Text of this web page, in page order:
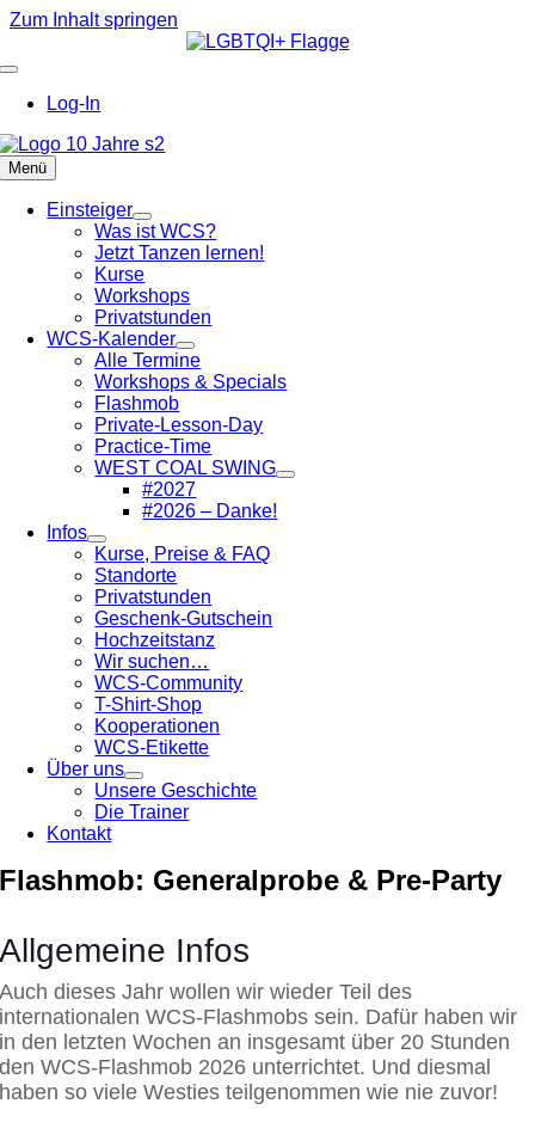
Zum Inhalt springen
Log-In
Menü
Einsteiger
Was ist WCS?
Jetzt Tanzen lernen!
Kurse
Workshops
Privatstunden
WCS-Kalender
Alle Termine
Workshops & Specials
Flashmob
Private-Lesson-Day
Practice-Time
WEST COAL SWING
#2027
#2026 – Danke!
Infos
Kurse, Preise & FAQ
Standorte
Privatstunden
Geschenk-Gutschein
Hochzeitstanz
Wir suchen…
WCS-Community
T-Shirt-Shop
Kooperationen
WCS-Etikette
Über uns
Unsere Geschichte
Die Trainer
Kontakt
Flashmob: Generalprobe & Pre-Party
Allgemeine Infos
Auch dieses Jahr wollen wir wieder Teil des
internationalen WCS-Flashmobs sein. Dafür haben wir
in den letzten Wochen an insgesamt über 20 Stunden
den WCS-Flashmob 2026 unterrichtet. Und diesmal
haben so viele Westies teilgenommen wie nie zuvor!